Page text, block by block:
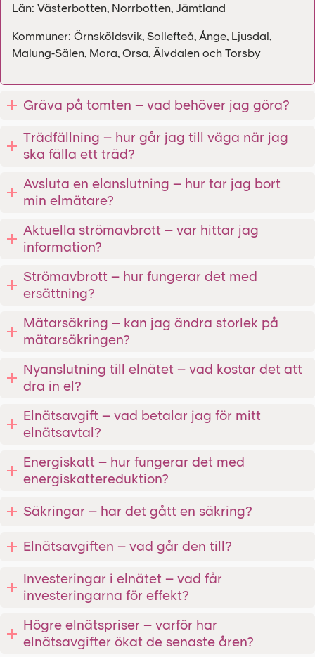
Län: Västerbotten, Norrbotten, Jämtland
Kommuner: Örnsköldsvik, Sollefteå, Ånge, Ljusdal,
Malung-Sälen, Mora, Orsa, Älvdalen och Torsby
Gräva på tomten – vad behöver jag göra?
Trädfällning – hur går jag till väga när jag
ska fälla ett träd?
Avsluta en elanslutning – hur tar jag bort
min elmätare?
Aktuella strömavbrott – var hittar jag
information?
Strömavbrott – hur fungerar det med
ersättning?
Mätarsäkring – kan jag ändra storlek på
mätarsäkringen?
Nyanslutning till elnätet – vad kostar det att
dra in el?
Elnätsavgift – vad betalar jag för mitt
elnätsavtal?
Energiskatt – hur fungerar det med
energiskattereduktion?
Säkringar – har det gått en säkring?
Elnätsavgiften – vad går den till?
Investeringar i elnätet – vad får
investeringarna för effekt?
Högre elnätspriser – varför har
elnätsavgifter ökat de senaste åren?